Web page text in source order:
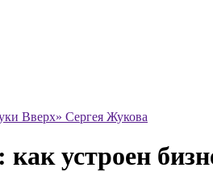
Вверх» Сергея Жукова
устроен